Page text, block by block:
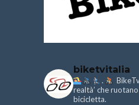
biketvitalia
.
realtà’ che
bicicletta.